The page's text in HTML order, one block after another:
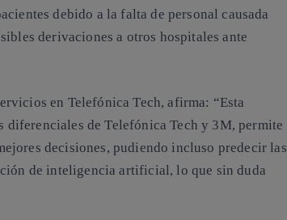
debido a la falta de personal causada
derivaciones a otros hospitales ante
en Telefónica Tech, afirma: “Esta
de Telefónica Tech y 3M, permite
decisiones, pudiendo incluso predecir las
de inteligencia artificial, lo que sin duda